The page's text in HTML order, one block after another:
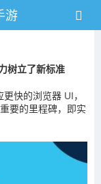
游
树立了新标准
快的浏览器 UI，
要的里程碑，即实